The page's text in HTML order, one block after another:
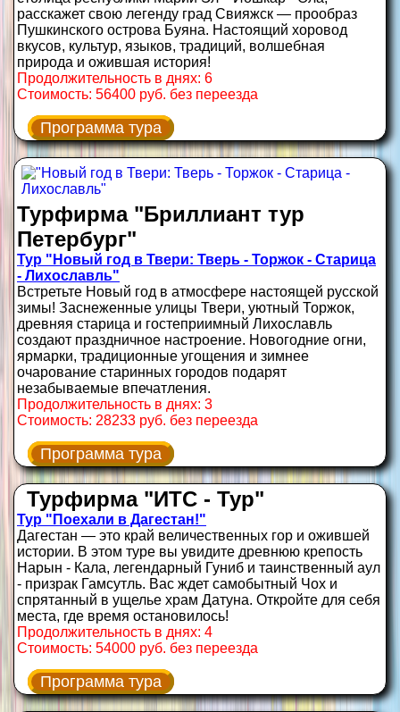
расскажет свою легенду град Свияжск — прообраз
Пушкинского острова Буяна. Настоящий хоровод
вкусов, культур, языков, традиций, волшебная
природа и ожившая история!
Продолжительность в днях: 6
Стоимость: 56400 руб. без переезда
Программа тура
Турфирма "Бриллиант тур
Петербург"
Тур "Новый год в Твери: Тверь - Торжок - Старица
- Лихославль"
Встретьте Новый год в атмосфере настоящей русской
зимы! Заснеженные улицы Твери, уютный Торжок,
древняя старица и гостеприимный Лихославль
создают праздничное настроение. Новогодние огни,
ярмарки, традиционные угощения и зимнее
очарование старинных городов подарят
незабываемые впечатления.
Продолжительность в днях: 3
Стоимость: 28233 руб. без переезда
Программа тура
Турфирма "ИТС - Тур"
Тур "Поехали в Дагестан!"
Дагестан — это край величественных гор и ожившей
истории. В этом туре вы увидите древнюю крепость
Нарын - Кала, легендарный Гуниб и таинственный аул
- призрак Гамсутль. Вас ждет самобытный Чох и
спрятанный в ущелье храм Датуна. Откройте для себя
места, где время остановилось!
Продолжительность в днях: 4
Стоимость: 54000 руб. без переезда
Программа тура